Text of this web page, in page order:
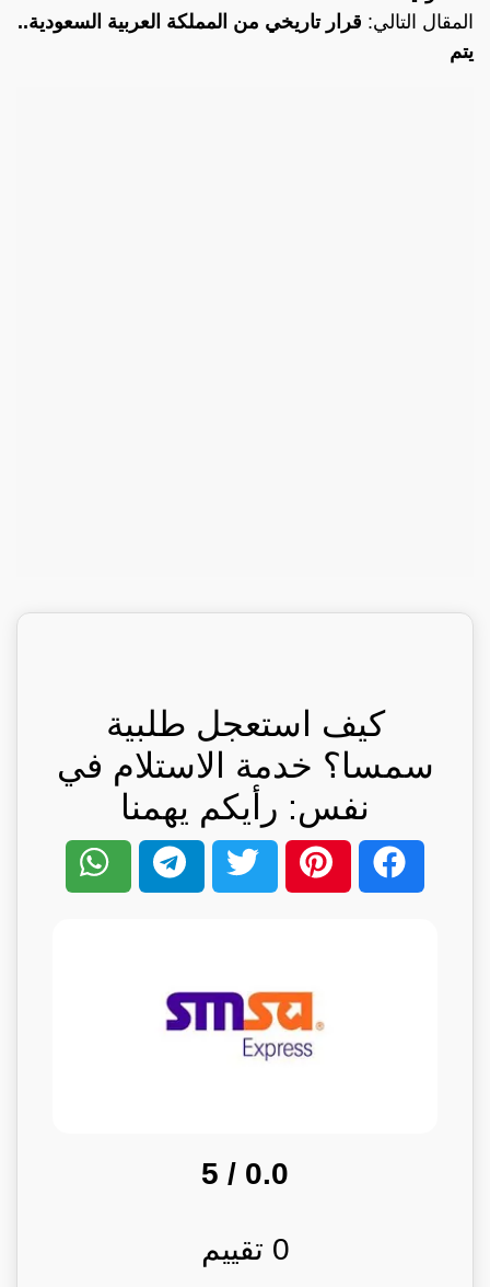
المقال التالي: قرار تاريخي من المملكة العربية السعودية..
يتم
كيف استعجل طلبية
سمسا؟ خدمة الاستلام في
نفس: رأيكم يهمنا
0.0
/ 5
0 تقييم